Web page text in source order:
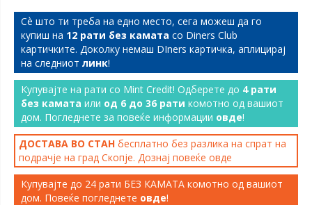
Сѐ што ти треба на едно место, сега можеш да го
купиш на 12 рати без камата со Diners Club
картичките. Доколку немаш DIners картичка, аплицирај
на следниот линк!
Купувајте на рати со Mint Credit! Одберете до 4 рати
без камата или од 6 до 36 рати комотно од вашиот
дом. Погледнете за повеќе информации овде!
ДОСТАВА ВО СТАН бесплатно без разлика на спрат на
подрачје на град Скопје. Дознај повеќе овде
Купувајте до 24 рати БЕЗ КАМАТА комотно од вашиот
дом. Повеќе погледнете овде!